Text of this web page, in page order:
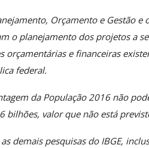
Orçamento e Gestão e
o planejamento dos projetos a
orçamentárias e financeiras
federal.
da População 2016 não
bilhões, valor que não está
demais pesquisas do IBGE,
O Futuro Da Nossa Carreira
Comunicacao 23 jun, 2026